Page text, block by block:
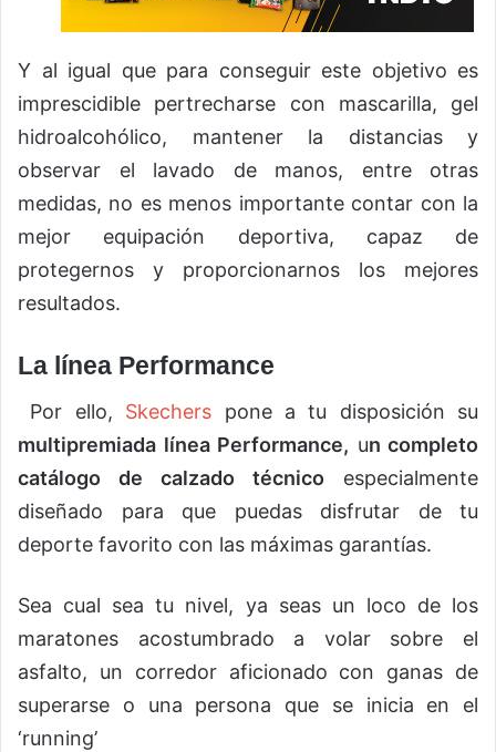
Y al igual que para conseguir este objetivo es
imprescidible pertrecharse con mascarilla, gel
hidroalcohólico, mantener la distancias y
observar el lavado de manos, entre otras
medidas, no es menos importante contar con la
mejor equipación deportiva, capaz de
protegernos y proporcionarnos los mejores
resultados.
La línea Performance
Por ello, Skechers pone a tu disposición su
multipremiada línea Performance, un completo
catálogo de calzado técnico especialmente
diseñado para que puedas disfrutar de tu
deporte favorito con las máximas garantías.
Sea cual sea tu nivel, ya seas un loco de los
maratones acostumbrado a volar sobre el
asfalto, un corredor aficionado con ganas de
superarse o una persona que se inicia en el
‘running’